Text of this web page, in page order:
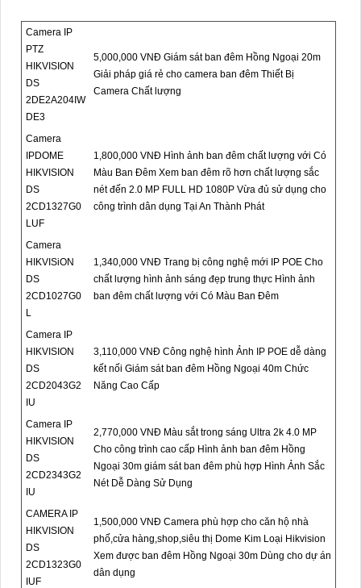
Camera IP
PTZ
HIKVISION
DS
2DE2A204IW
DE3
5,000,000 VNĐ Giám sát ban đêm Hồng Ngoại 20m
Giải pháp giá rẻ cho camera ban đêm Thiết Bị
Camera Chất lượng
Camera
IPDOME
HIKVISION
DS
2CD1327G0
LUF
1,800,000 VNĐ Hình ảnh ban đêm chất lượng với Có
Màu Ban Đêm Xem ban đêm rõ hơn chất lượng sắc
nét đến 2.0 MP FULL HD 1080P Vừa đủ sử dụng cho
công trình dân dụng Tại An Thành Phát
Camera
HIKVISiON
DS
2CD1027G0
L
1,340,000 VNĐ Trang bị công nghệ mới IP POE Cho
chất lượng hình ảnh sáng đẹp trung thực Hình ảnh
ban đêm chất lượng với Có Màu Ban Đêm
Camera IP
HIKVISION
DS
2CD2043G2
IU
3,110,000 VNĐ Công nghệ hình Ảnh IP POE dễ dàng
kết nối Giám sát ban đêm Hồng Ngoại 40m Chức
Năng Cao Cấp
Camera IP
HIKVISION
DS
2CD2343G2
IU
2,770,000 VNĐ Màu sắt trong sáng Ultra 2k 4.0 MP
Cho công trình cao cấp Hình ảnh ban đêm Hồng
Ngoại 30m giám sát ban đêm phù hợp Hình Ảnh Sắc
Nét Dễ Dàng Sử Dụng
CAMERA IP
HIKVISION
DS
2CD1323G0
IUF
1,500,000 VNĐ Camera phù hợp cho căn hộ nhà
phố,cửa hàng,shop,siêu thị Dome Kim Loại Hikvision
Xem được ban đêm Hồng Ngoại 30m Dùng cho dự án
dân dụng